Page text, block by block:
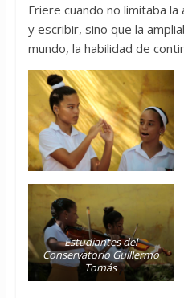
Friere cuando no limitaba
y escribir, sino que la
mundo, la habilidad de
Estudiantes del
Conservatorio Guillermo
Tomás